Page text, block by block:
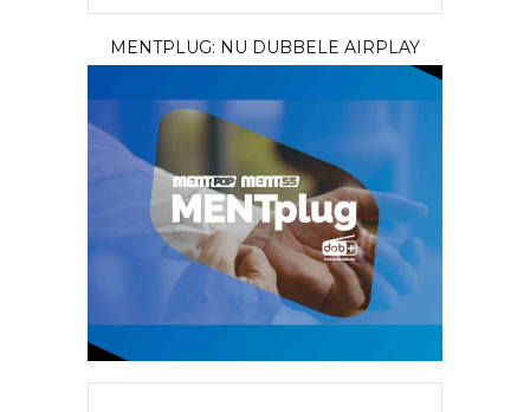
MENTPLUG: NU DUBBELE AIRPLAY